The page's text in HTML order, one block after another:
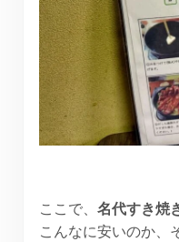
ここで、 名代すき焼
こんなに安いのか、